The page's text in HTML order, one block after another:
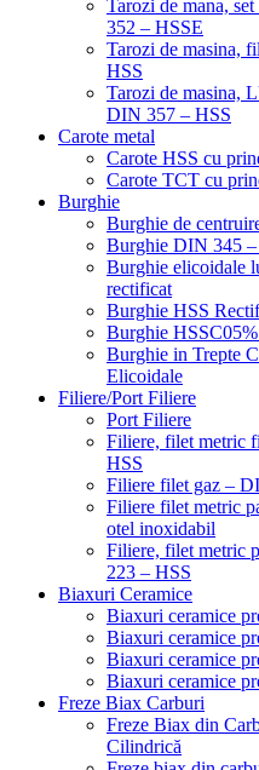
Tarozi de mana,
352 – HSSE
Tarozi de masina,
HSS
Tarozi de masina,
DIN 357 – HSS
Carote metal
Carote HSS cu
Carote TCT cu
Burghie
Burghie de
Burghie DIN 345
Burghie elicoidale
rectificat
Burghie HSS
Burghie
Burghie in Trepte
Elicoidale
Filiere/Port Filiere
Port Filiere
Filiere, filet metric
HSS
Filiere filet gaz –
Filiere filet metric
otel inoxidabil
Filiere, filet metric
223 – HSS
Biaxuri Ceramice
Biaxuri ceramice
Biaxuri ceramice
Biaxuri ceramice
Biaxuri ceramice
Freze Biax Carburi
Freze Biax din
Cilindrică